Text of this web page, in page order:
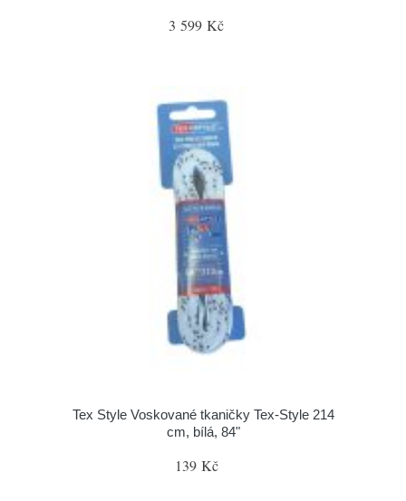
3 599 Kč
Tex Style Voskované tkaničky Tex-Style 214
cm, bílá, 84"
139 Kč